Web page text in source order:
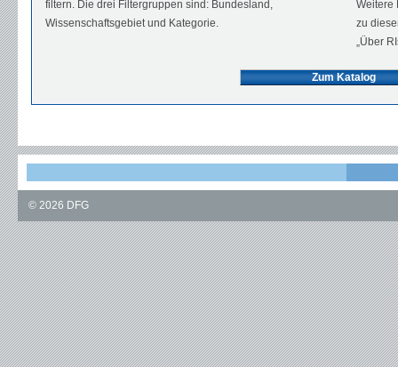
filtern. Die drei Filtergruppen sind: Bundesland,
Wissenschaftsgebiet und Kategorie.
Weitere
zu
„Über
Zum Katalog
©2026 DFG